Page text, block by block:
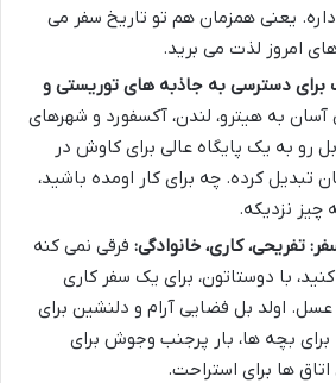
یعنی همزمان هم تو تاریخ سفر می
امروز لذت می برید.
برای دسترسی به جاذبه های توریستی و
به هیترو، لندن، آکسفورد و شهرهای
رو به یک پایگاه عالی برای کاوش در
تبدیل کرده. چه برای کار اومده باشید،
چیز نزدیکه.
تفریحی، کاری، خانوادگی: فرقی نمی کنه
با دوستاتون، برای یک سفر کاری
اولد بل فضایی آرام و دلنشین برای
برای بچه ها، بار پرجنب وجوش برای
ها برای استراحت.